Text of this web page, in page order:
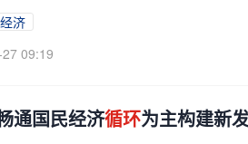
济
09:19
通国民经济循环为主构建新